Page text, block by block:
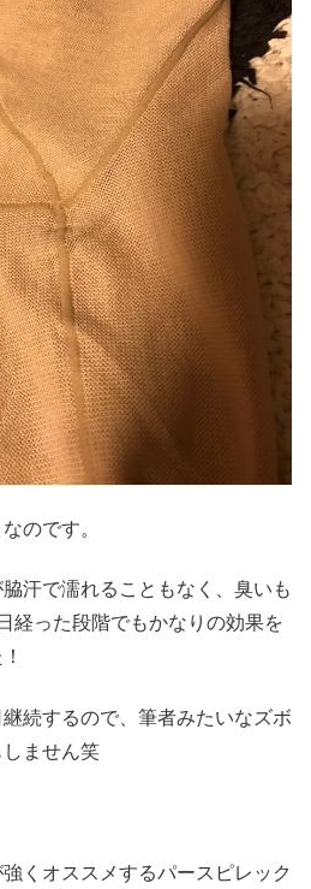
のです。
汗で濡れることもなく、臭いも
経った段階でもかなりの効果を
続するので、筆者みたいなズボ
ません笑
くオススメするパースピレック